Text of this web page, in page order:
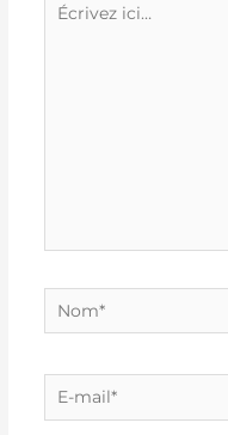
Nom*
E-
mail*